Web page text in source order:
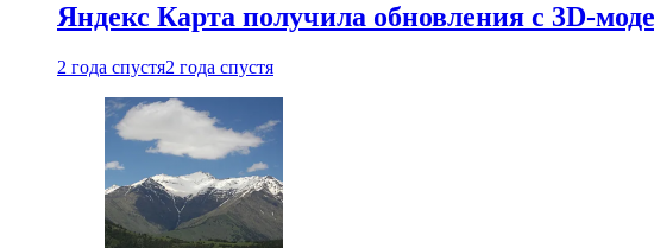
Яндекс Карта получила обновления с 3D-
2 года спустя2 года спустя